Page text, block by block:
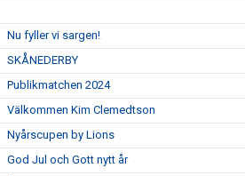
Nu fyller vi sargen!
SKÅNEDERBY
Publikmatchen 2024
Välkommen Kim Clemedtson
Nyårscupen by Lions
God Jul och Gott nytt år